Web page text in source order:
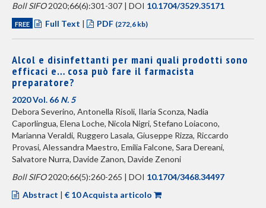
Boll SIFO2020;66(6):301-307 | DOI 10.1704/3529.35171
FREE Full Text | PDF (272,6 kb)
Alcol e disinfettanti per mani quali prodotti sono
efficaci e… cosa può fare il farmacista
preparatore?
2020 Vol. 66 N. 5
Debora Severino, Antonella Risoli, Ilaria Sconza, Nadia
Caporlingua, Elena Loche, Nicola Nigri, Stefano Loiacono,
Marianna Veraldi, Ruggero Lasala, Giuseppe Rizza, Riccardo
Provasi, Alessandra Maestro, Emilia Falcone, Sara Dereani,
Salvatore Nurra, Davide Zanon, Davide Zenoni
Boll SIFO2020;66(5):260-265 | DOI 10.1704/3468.34497
Abstract | € 10 Acquista articolo